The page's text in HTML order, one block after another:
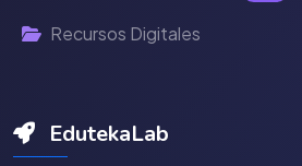
Recursos Digitales
EdutekaLab